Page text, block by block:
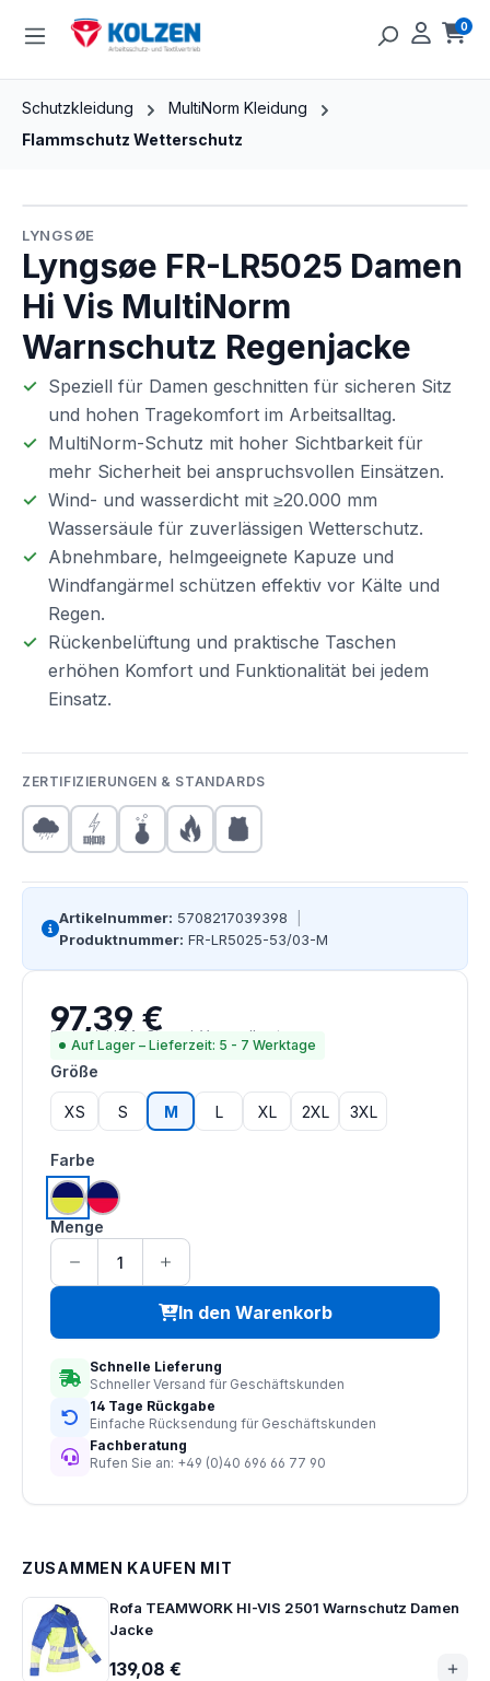
Zum Hauptinhalt springen 0
Schutzkleidung
MultiNorm Kleidung
Flammschutz Wetterschutz
LYNGSØE
Lyngsøe FR-LR5025 Damen
Hi Vis MultiNorm
Warnschutz Regenjacke
Speziell für Damen geschnitten für sicheren Sitz
und hohen Tragekomfort im Arbeitsalltag.
MultiNorm-Schutz mit hoher Sichtbarkeit für
mehr Sicherheit bei anspruchsvollen Einsätzen.
Wind- und wasserdicht mit ≥20.000 mm
Wassersäule für zuverlässigen Wetterschutz.
Abnehmbare, helmgeeignete Kapuze und
Windfangärmel schützen effektiv vor Kälte und
Regen.
Rückenbelüftung und praktische Taschen
erhöhen Komfort und Funktionalität bei jedem
Einsatz.
ZERTIFIZIERUNGEN & STANDARDS
Artikelnummer: 5708217039398
Produktnummer: FR-LR5025-53/03-M
Regulärer Preis:
97,39 €
Preise inkl. MwSt. zzgl. Versandkosten
Auf Lager – Lieferzeit: 5 - 7 Werktage
Größe
XS S M L XL 2XL 3XL
Farbe
hi vis saturn gelb | navy
hi vis rot | navy
Menge
In den Warenkorb
Schnelle Lieferung
Schneller Versand für Geschäftskunden
14 Tage Rückgabe
Einfache Rücksendung für Geschäftskunden
Fachberatung
Rufen Sie an: +49 (0)40 696 66 77 90
ZUSAMMEN KAUFEN MIT
Rofa TEAMWORK HI-VIS 2501 Warnschutz Damen
Jacke
139,08 €